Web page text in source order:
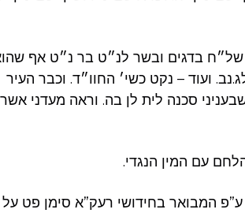
של״ח בדגים ובשר לנ״ט בר נ״ט אף
ועוד – נקט כשי׳ החוו״ד. וכבר העיר
סכנה לית לן בה. וראה מעדני אשר
עם המין הנגדי.
המבואר בחידושי רעק”א סימן פט על